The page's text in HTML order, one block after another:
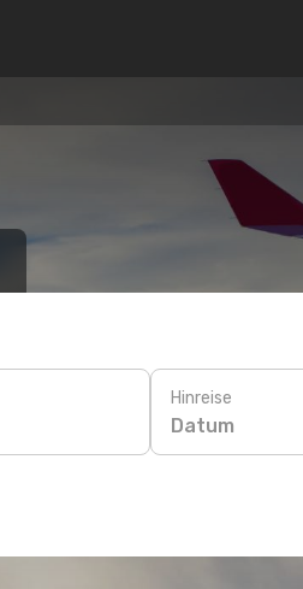
Hinreise
Datum